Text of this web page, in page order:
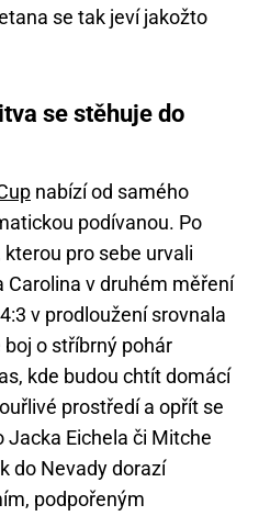
se tak jeví jakožto
se stěhuje do
nabízí od samého
podívanou. Po
pro sebe urvali
Carolina v druhém měření
v prodloužení srovnala
o stříbrný pohár
kde budou chtít domácí
prostředí a opřít se
Eichela či Mitche
do Nevady dorazí
podpořeným